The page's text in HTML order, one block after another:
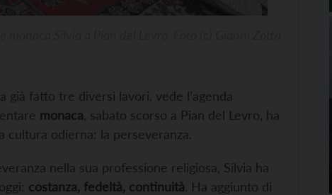
già fatto tre diversi lavori, vede l’agenda
monaca , sabato scorso a Pian del Levro, ha
cultura odierna: la perseveranza.
nella sua professione religiosa, Silvia ha
costanza, fedeltà, continuità. Ha aggiunto di